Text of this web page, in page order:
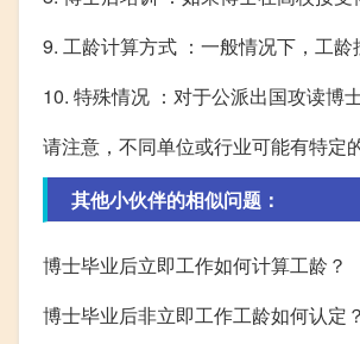
9. 工龄计算方式 ：一般情况下，工
10. 特殊情况 ：对于公派出国攻读博
请注意，不同单位或行业可能有特定
其他小伙伴的相似问题：
博士毕业后立即工作如何计算工龄？
博士毕业后非立即工作工龄如何认定？